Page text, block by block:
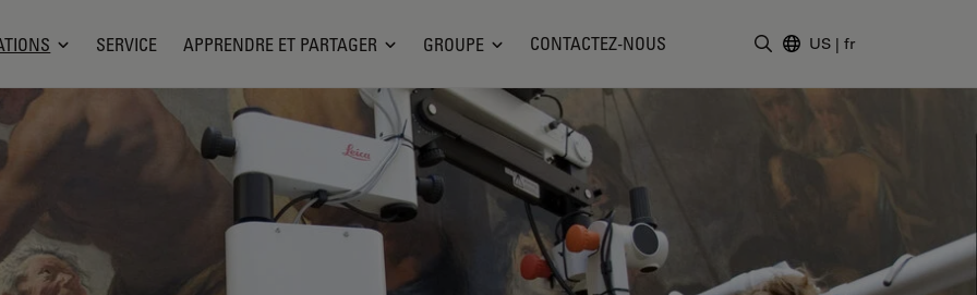
SERVICE APPRENDRE ET PARTAGER GROUPE CONTACTEZ-NOUS US | fr